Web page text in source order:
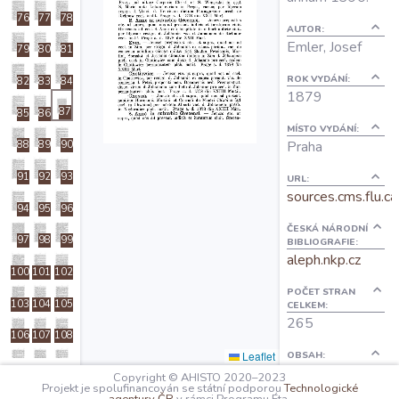
O projektu
Autoři
Nápověda
76 77 78
79 80 81
82 83 84
85 86 87
88 89 90
91 92 93
94 95 96
97 98 99
100 101 102
103 104 105
106 107 108
109 110 111
Leaflet
AUTOR:
Emler, Josef
ROK VYDÁNÍ:
1879
MÍSTO VYDÁNÍ:
Praha
URL:
ČESKÁ NÁRODNÍ
BIBLIOGRAFIE:
aleph.nkp.cz
POČET STRAN
CELKEM:
265
OBSAH:
III:
Copyright © AHISTO 2020–2023
Projekt je spolufinancován se státní podporouTechnologické